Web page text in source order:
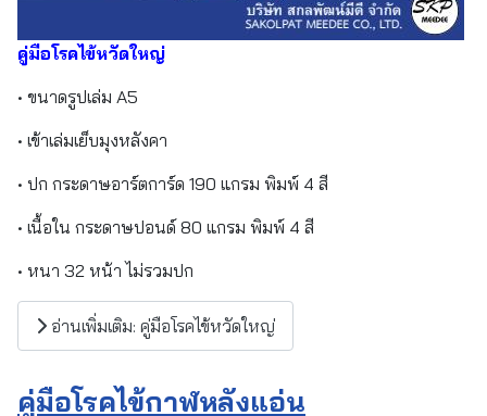
คู่มือโรคไข้หวัดใหญ่
• ขนาดรูปเล่ม A5
• เข้าเล่มเย็บมุงหลังคา
• ปก กระดาษอาร์ตการ์ด 190 แกรม พิมพ์ 4 สี
• เนื้อใน กระดาษปอนด์ 80 แกรม พิมพ์ 4 สี
• หนา 32 หน้า ไม่รวมปก
อ่านเพิ่มเติม: คู่มือโรคไข้หวัดใหญ่
คู่มือโรคไข้กาฬหลังแอ่น